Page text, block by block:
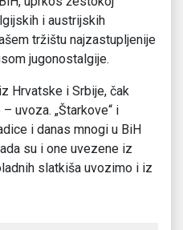
i austrijskih
tržištu najzastupljenije
jugonostalgije.
Hrvatske i Srbije, čak
uvoza. „Štarkove“ i
i danas mnogi u BiH
su i one uvezene iz
slatkiša uvozimo i iz